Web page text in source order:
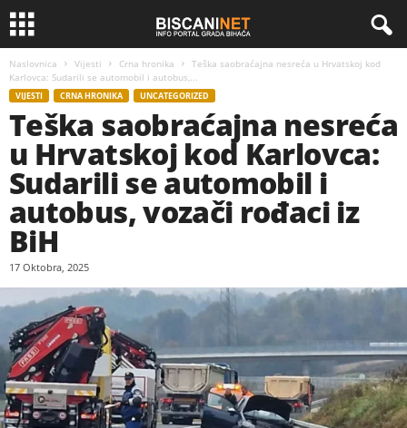
Naslovnica Vijesti Crna hronika
Teška saobraćajna nesreća u Hrvatskoj kod
Karlovca: Sudarili se automobil i autobus,...
VIJESTI CRNA HRONIKA UNCATEGORIZED
Teška saobraćajna nesreća
u Hrvatskoj kod Karlovca:
Sudarili se automobil i
autobus, vozači rođaci iz
BiH
17 Oktobra, 2025